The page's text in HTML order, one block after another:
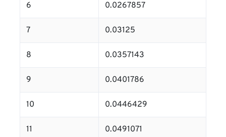
6 0.0267857
7 0.03125
8 0.0357143
9 0.0401786
10 0.0446429
11 0.0491071